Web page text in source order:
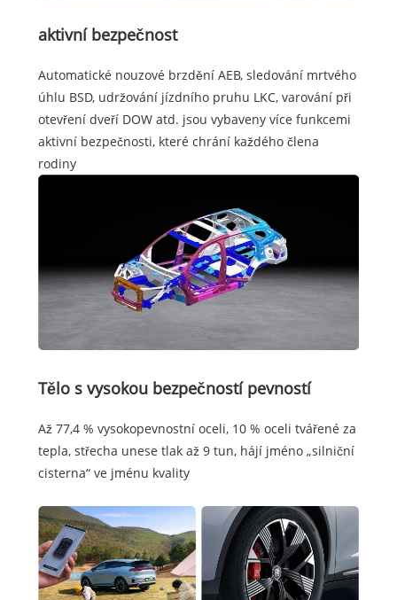
aktivní bezpečnost
Automatické nouzové brzdění AEB, sledování mrtvého
úhlu BSD, udržování jízdního pruhu LKC, varování při
otevření dveří DOW atd. jsou vybaveny více funkcemi
aktivní bezpečnosti, které chrání každého člena
rodiny
Tělo s vysokou bezpečností pevností
Až 77,4 % vysokopevnostní oceli, 10 % oceli tvářené za
tepla, střecha unese tlak až 9 tun, hájí jméno „silniční
cisterna“ ve jménu kvality